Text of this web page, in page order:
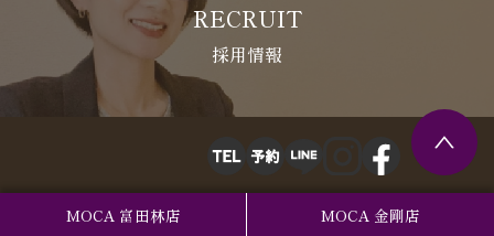
MOCA 富田林店 MOCA 金剛店
RECRUIT
採用情報